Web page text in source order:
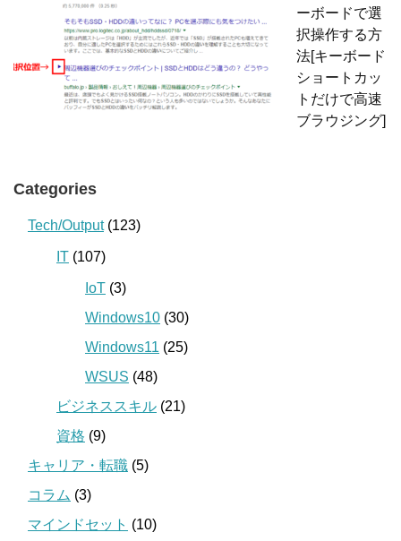
ーボードで選
択操作する方
法[キーボード
ショートカッ
トだけで高速
ブラウジング]
Categories
Tech/Output(123)
IT (107)
IoT (3)
Windows10 (30)
Windows11 (25)
WSUS (48)
ビジネススキル (21)
資格 (9)
キャリア・転職 (5)
コラム (3)
マインドセット (10)